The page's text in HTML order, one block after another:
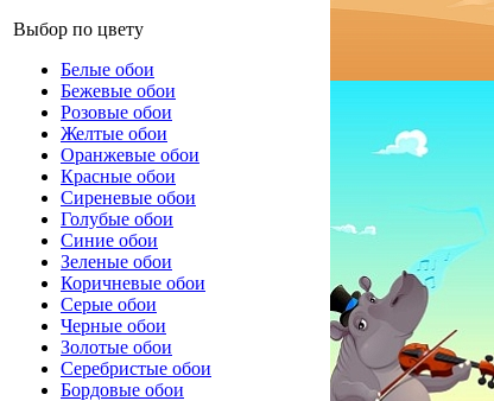
Выбор по цвету
Белые обои
Бежевые обои
Розовые обои
Желтые обои
Оранжевые обои
Красные обои
Сиреневые обои
Голубые обои
Синие обои
Зеленые обои
Коричневые обои
Серые обои
Черные обои
Золотые обои
Серебристые обои
Бордовые обои